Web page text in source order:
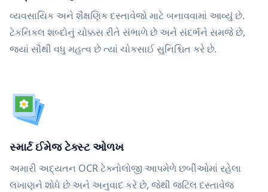
વ્યવસાયિક અને શૈક્ષણિક દસ્તાવેજો માટે બનાવવામાં આવ્યું છે.
ટેકનિકલ શબ્દોનું ચોક્કસ રીતે સંભાળે છે અને સંદર્ભને સમજે છે,
જ્યાં સૌથી વધુ મહત્વ છે ત્યાં ચોકસાઈ સુનિશ્ચિત કરે છે.
સ્માર્ટ ઈમેજ ટેક્સ્ટ ઓળખ
અમારી અદ્યતન OCR ટેક્નોલોજી આપમેળે છબીઓમાં રહેલા
લખાણને શોધે છે અને અનુવાદ કરે છે, જેથી જટિલ દસ્તાવેજ